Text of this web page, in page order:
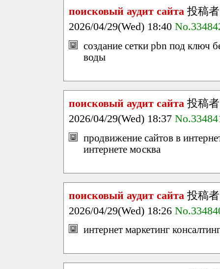
поисковый аудит сайта 投稿
2026/04/29(Wed) 18:40
создание сетки pbn под ключ
воды
поисковый аудит сайта 投稿
2026/04/29(Wed) 18:37
продвижение сайтов в
интернете москва
поисковый аудит сайта 投稿
2026/04/29(Wed) 18:26
интернет маркетинг